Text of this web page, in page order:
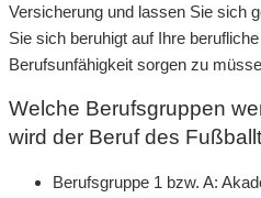
Versicherung und lassen Sie sich
Sie sich beruhigt auf Ihre
Berufsunfähigkeit sorgen zu
Welche Berufsgruppen
wird der Beruf des
Berufsgruppe 1 bzw. A: